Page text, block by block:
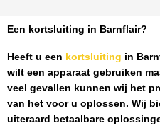
Een kortsluiting in Barnflair?
Heeft u een kortsluiting in
wilt een apparaat gebruiken
veel gevallen kunnen wij het
van het voor u oplossen. Wij
uiteraard betaalbare